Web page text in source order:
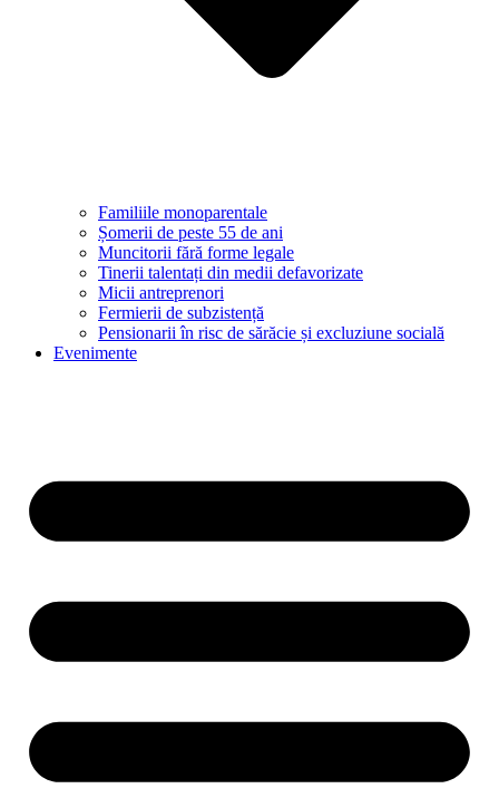
Familiile monoparentale
Șomerii de peste 55 de ani
Muncitorii fără forme legale
Tinerii talentați din medii defavorizate
Micii antreprenori
Fermierii de subzistență
Pensionarii în risc de sărăcie și excluziune socială
Evenimente